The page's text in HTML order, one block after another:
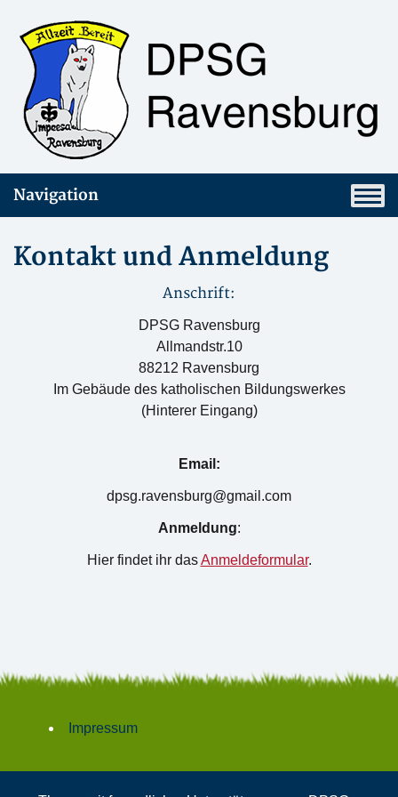
Navigation
Kontakt und Anmeldung
Anschrift:
DPSG Ravensburg
Allmandstr.10
88212 Ravensburg
Im Gebäude des katholischen Bildungswerkes
(Hinterer Eingang)
Email:
dpsg.ravensburg@gmail.com
Anmeldung:
Hier findet ihr dasAnmeldeformular.
Impressum